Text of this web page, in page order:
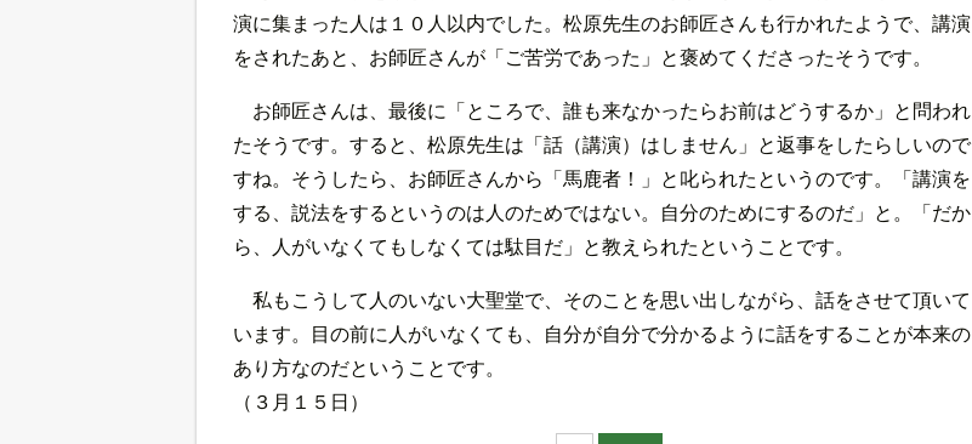
演に集まった人は１０人以内でした。松原先生のお師匠さんも行かれたようで、講演
をされたあと、お師匠さんが「ご苦労であった」と褒めてくださったそうです。
お師匠さんは、最後に「ところで、誰も来なかったらお前はどうするか」と問われ
たそうです。すると、松原先生は「話（講演）はしません」と返事をしたらしいので
すね。そうしたら、お師匠さんから「馬鹿者！」と叱られたというのです。「講演を
する、説法をするというのは人のためではない。自分のためにするのだ」と。「だか
ら、人がいなくてもしなくては駄目だ」と教えられたということです。
私もこうして人のいない大聖堂で、そのことを思い出しながら、話をさせて頂いて
います。目の前に人がいなくても、自分が自分で分かるように話をすることが本来の
あり方なのだということです。
（３月１５日）